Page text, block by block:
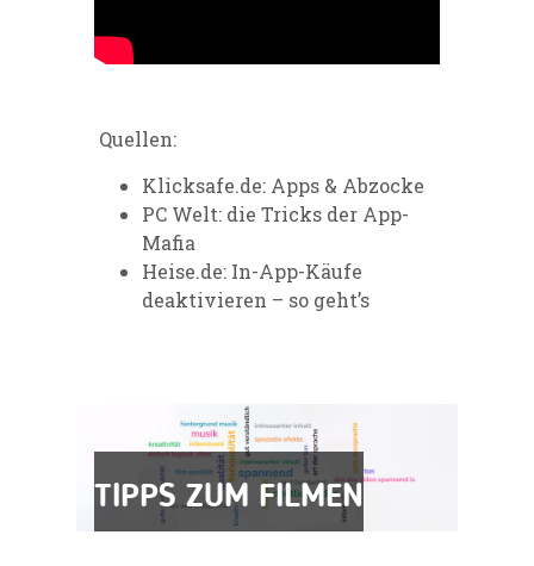
Quellen:
Klicksafe.de: Apps & Abzocke
PC Welt: die Tricks der App-
Mafia
Heise.de: In-App-Käufe
deaktivieren – so geht’s
TIPPS ZUM FILMEN